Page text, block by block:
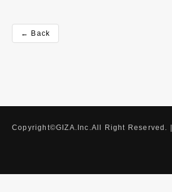
← Back
Copyright©GIZA.Inc.All Right Reserved. |